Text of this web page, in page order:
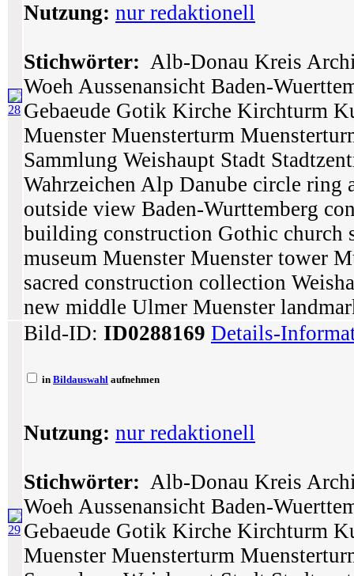
28
Nutzung: nur redaktionell
Stichwörter: Alb-Donau Kreis
Woeh Aussenansicht Baden-
Gebaeude Gotik Kirche Kirchturm
Muenster Muensterturm
Sammlung Weishaupt Stadt
Wahrzeichen Alp Danube circle
outside view Baden-Wurttemberg
building construction Gothic church
museum Muenster Muenster tower
sacred construction collection
new middle Ulmer Muenster
29
Bild-ID: ID0288169 Details-
in Bildauswahl aufnehmen
Nutzung: nur redaktionell
Stichwörter: Alb-Donau Kreis
Woeh Aussenansicht Baden-
Gebaeude Gotik Kirche Kirchturm
Muenster Muensterturm